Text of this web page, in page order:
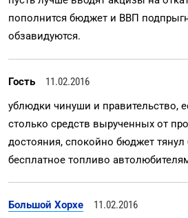
пополнится бюджет и ВВП
обзавидуются.
Гость
11.02.2016
ублюдки чинуши и правительство,
столько средств вырученных от
достояния, спокойно бюджет
бесплатное топливо
Большой Хорхе 11.02.2016